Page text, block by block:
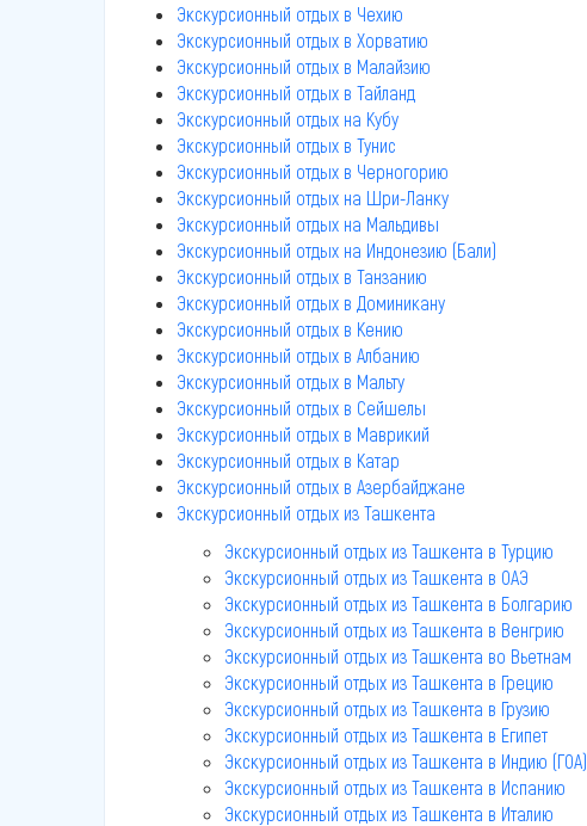
Экскурсионный отдых в Чехию
Экскурсионный отдых в Хорватию
Экскурсионный отдых в Малайзию
Экскурсионный отдых в Тайланд
Экскурсионный отдых на Кубу
Экскурсионный отдых в Тунис
Экскурсионный отдых в Черногорию
Экскурсионный отдых на Шри-Ланку
Экскурсионный отдых на Мальдивы
Экскурсионный отдых на Индонезию (Бали)
Экскурсионный отдых в Танзанию
Экскурсионный отдых в Доминикану
Экскурсионный отдых в Кению
Экскурсионный отдых в Албанию
Экскурсионный отдых в Мальту
Экскурсионный отдых в Сейшелы
Экскурсионный отдых в Маврикий
Экскурсионный отдых в Катар
Экскурсионный отдых в Азербайджане
Экскурсионный отдых из Ташкента
Экскурсионный отдых из Ташкента в Турцию
Экскурсионный отдых из Ташкента в ОАЭ
Экскурсионный отдых из Ташкента в Болгарию
Экскурсионный отдых из Ташкента в Венгрию
Экскурсионный отдых из Ташкента во Вьетнам
Экскурсионный отдых из Ташкента в Грецию
Экскурсионный отдых из Ташкента в Грузию
Экскурсионный отдых из Ташкента в Египет
Экскурсионный отдых из Ташкента в Индию (ГОА)
Экскурсионный отдых из Ташкента в Испанию
Экскурсионный отдых из Ташкента в Италию